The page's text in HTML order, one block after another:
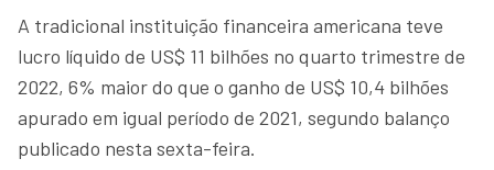
A tradicional instituição financeira americana teve
lucro líquido de US$ 11 bilhões no quarto trimestre de
2022, 6% maior do que o ganho de US$ 10,4 bilhões
apurado em igual período de 2021, segundo balanço
publicado nesta sexta-feira.